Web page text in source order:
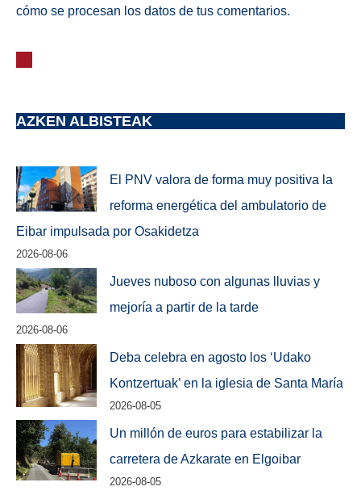
cómo se procesan los datos de tus comentarios.
AZKEN ALBISTEAK
El PNV valora de forma muy positiva la
reforma energética del ambulatorio de
Eibar impulsada por Osakidetza
2026-08-06
Jueves nuboso con algunas lluvias y
mejoría a partir de la tarde
2026-08-06
Deba celebra en agosto los ‘Udako
Kontzertuak’ en la iglesia de Santa María
2026-08-05
Un millón de euros para estabilizar la
carretera de Azkarate en Elgoibar
2026-08-05